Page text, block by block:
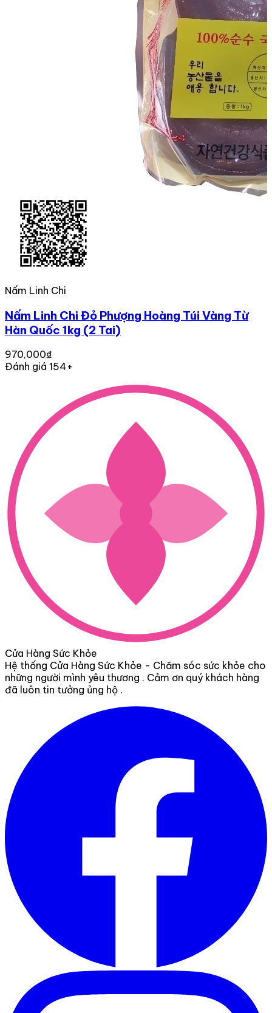
Nấm Linh Chi
Nấm Linh Chi Đỏ Phượng Hoàng Túi Vàng Từ
Hàn Quốc 1kg (2 Tai)
970,000₫
Đánh giá 154+
Cửa Hàng Sức Khỏe
Hệ thống Cửa Hàng Sức Khỏe - Chăm sóc sức khỏe cho
những người mình yêu thương . Cảm ơn quý khách hàng
đã luôn tin tưởng ủng hộ .